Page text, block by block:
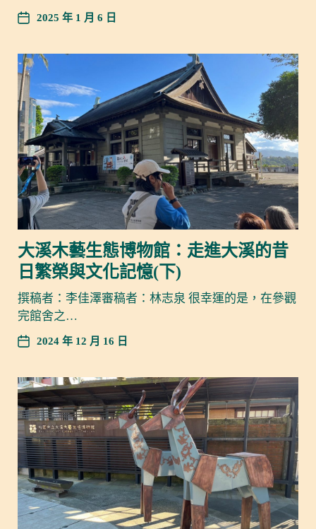
2025 年 1 月 6 日
大溪木藝生態博物館：走進大溪的昔
日繁榮與文化記憶(下)
撰稿者：李佳澤審稿者：林志泉 很幸運的是，在參觀
完館舍之…
2024 年 12 月 16 日